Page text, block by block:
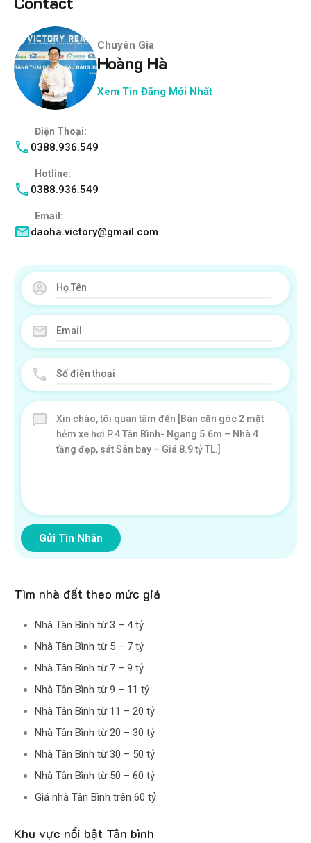
Chuyên Gia
Hoàng Hà
Xem Tin Đăng Mới Nhất
Điện Thoại:
0388.936.549
Hotline:
0388.936.549
Email:
daoha.victory@gmail.com
Gửi Tin Nhắn
Tìm nhà đất theo mức giá
Nhà Tân Bình từ 3 – 4 tỷ
Nhà Tân Bình từ 5 – 7 tỷ
Nhà Tân Bình từ 7 – 9 tỷ
Nhà Tân Bình từ 9 – 11 tỷ
Nhà Tân Bình từ 11 – 20 tỷ
Nhà Tân Bình từ 20 – 30 tỷ
Nhà Tân Bình từ 30 – 50 tỷ
Nhà Tân Bình từ 50 – 60 tỷ
Giá nhà Tân Bình trên 60 tỷ
Khu vực nổi bật Tân bình